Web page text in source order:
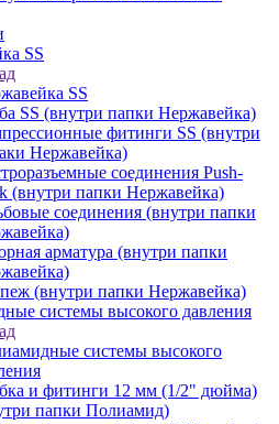
SS
SS
SS (внутри папки Нержавейка)
фитинги SS (внутри
Нержавейка)
соединения Push-
(внутри папки Нержавейка)
соединения (внутри папки
арматура (внутри папки
(внутри папки Нержавейка)
системы высокого давления
системы высокого
и фитинги 12 мм (1/2" дюйма)
папки Полиамид)